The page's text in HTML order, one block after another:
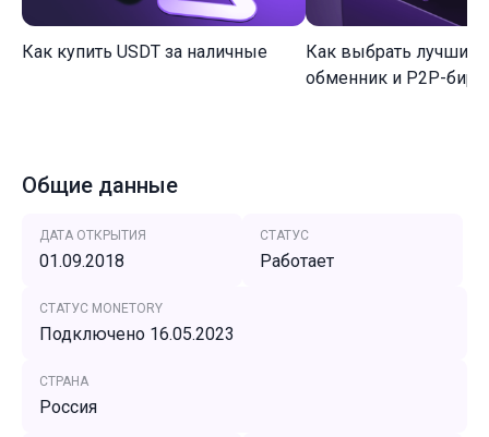
Как купить USDT за наличные
Как выбрать лучший
обменник и P2P-
Общие данные
ДАТА ОТКРЫТИЯ
01.09.2018
СТАТУС
Работает
СТАТУС MONETORY
Подключено 16.05.2023
СТРАНА
Россия